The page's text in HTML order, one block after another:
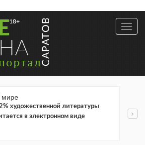
мире
художественной литературы
в электронном виде